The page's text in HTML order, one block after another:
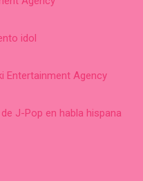
idol
Entertainment Agency
J-Pop en habla hispana